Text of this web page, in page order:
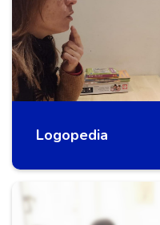
Logopedia